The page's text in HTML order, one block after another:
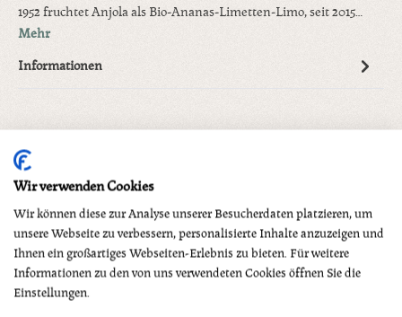
Wir verwenden Cookies
Wir können diese zur Analyse unserer Besucherdaten platzieren, um
unsere Webseite zu verbessern, personalisierte Inhalte anzuzeigen und
Ihnen ein großartiges Webseiten-Erlebnis zu bieten. Für weitere
Informationen zu den von uns verwendeten Cookies öffnen Sie die
Einstellungen.
1952 fruchtet Anjola als Bio-Ananas-Limetten-Limo, seit 2015…
Mehr
Informationen
Produktgalerie überspringen
Dazu empfehlen wir